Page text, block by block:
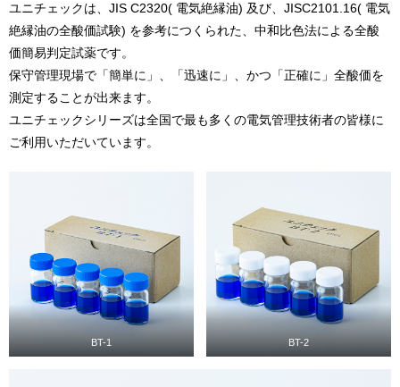
ユニチェックは、JIS C2320( 電気絶縁油) 及び、JISC2101.16( 電気
絶縁油の全酸価試験) を参考につくられた、中和比色法による全酸
価簡易判定試薬です。
保守管理現場で「簡単に」、「迅速に」、かつ「正確に」全酸価を
測定することが出来ます。
ユニチェックシリーズは全国で最も多くの電気管理技術者の皆様に
ご利用いただいています。
BT-1 BT-2